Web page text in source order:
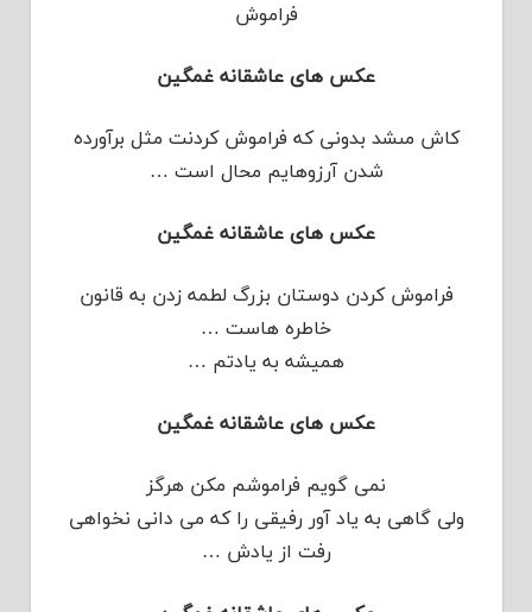
فراموش
عکس های عاشقانه غمگین
کاش مىشد بدونى که فراموش کردنت مثل برآورده
شدن آرزوهایم محال است …
عکس های عاشقانه غمگین
فراموش کردن دوستان بزرگ لطمه زدن به قانون
خاطره هاست …
همیشه به یادتم …
عکس های عاشقانه غمگین
نمی گویم فراموشم مکن هرگز
ولی گاهی به یاد آور رفیقی را که می دانی نخواهی
رفت از یادش …